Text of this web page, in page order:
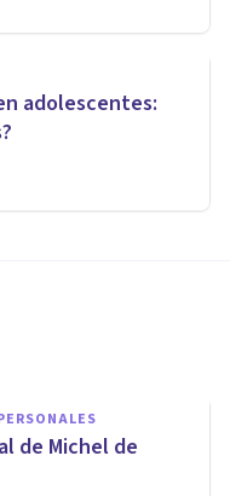
adolescentes:
de ​Michel de